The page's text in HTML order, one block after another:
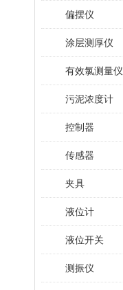
偏摆仪
涂层测厚仪
有效氯测量仪
污泥浓度计
控制器
传感器
夹具
液位计
液位开关
测振仪